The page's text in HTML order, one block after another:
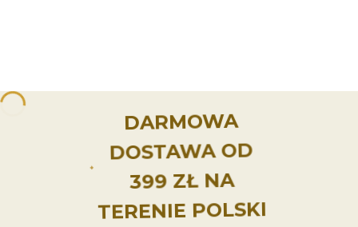
DARMOWA
DOSTAWA OD
399 ZŁ NA
TERENIE POLSKI